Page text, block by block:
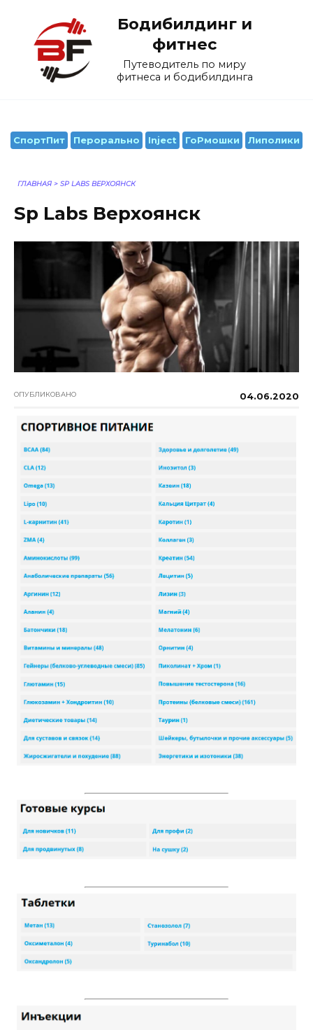
содержанию
Бодибилдинг и
фитнес
Путеводитель по миру
фитнеса и бодибилдинга
СпортПит Перорально Inject ГоРмошки Липолики
ГЛАВНАЯ > SP LABS ВЕРХОЯНСК
Sp Labs Верхоянск
ОПУБЛИКОВАНО 04.06.2020